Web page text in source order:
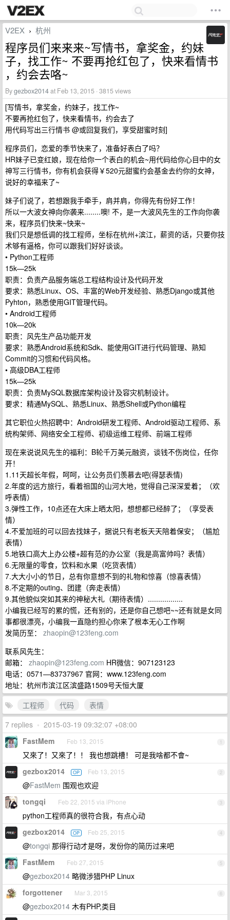
V2EX › 杭州
程序员们来来来~写情书，拿奖金，约妹
子，找工作~ 不要再抢红包了，快来看情书
，约会去咯~
Bygezbox2014at Feb 13, 2015 · 3815 views
[写情书，拿奖金，约妹子，找工作~
不要再抢红包了，快来看情书，约会去了
用代码写出三行情书 @或回复我们，享受甜蜜时刻]
程序员们，恋爱的季节快来了，准备好表白了吗？
HR妹子已变红娘，现在给你一个表白的机会~用代码给你心目中的女
神写三行情书，你有机会获得￥520元甜蜜约会基金去约你的女神，
说好的幸福来了~
妹子们说了，若想跟我手牵手，肩并肩，你得先有份好工作！
所以一大波女神向你袭来........噢! 不，是一大波风先生的工作向你袭
来，程序员们快来~快来~
我们只是想低调的找工程师，坐标在杭州+滨江，薪资的话，只要你技
术够有逼格，你可以跟我们好好谈谈。
• Python工程师
15k—25k
职责：负责产品服务端总工程结构设计及代码开发
要求：熟悉Linux、OS、丰富的Web开发经验、熟悉Django或其他
Pyhton，熟悉使用GIT管理代码。
• Android工程师
10k—20k
职责：风先生产品功能开发
要求：熟悉Android系统和Sdk、能使用GIT进行代码管理、熟知
Commit的习惯和代码风格。
• 高级DBA工程师
15k—25k
职责：负责MySQL数据库架构设计及容灾机制设计。
要求：精通MySQL、熟悉Linux、熟悉Shell或Python编程
其它职位火热招聘中：Android研发工程师、Android驱动工程师、系
统构架师、网络安全工程师、初级运维工程师、前端工程师
现在来说说风先生的福利：B轮千万美元融资，谈钱不伤岗位，任你
开！
1.11天超长年假，呵呵，让公务员们羡慕去吧(得瑟表情)
2.年度的远方旅行，看着祖国的山河大地，觉得自己深深爱着；（欢
呼表情）
3.弹性工作，10点还在大床上晒太阳，想想都已经醉了；（享受表
情）
4.不爱加班的可以回去找妹子，据说只有老板天天陪着保安；（尴尬
表情）
5.地铁口高大上办公楼+超有范的办公室（我是高富帅吗？表情）
6.无限量的零食，饮料和水果（吃货表情）
7.大大小小的节日，总有你意想不到的礼物和惊喜（惊喜表情）
8.不定期的outing、团建（奔走表情）
9.其他貌似突如其来的神秘大礼（期待表情）.................
小编我已经写的累的慌，还有别的，还是你自己想吧~~还有就是女同
事都很漂亮，小编我一直隐约担心你来了根本无心工作啊
发简历至： zhaopin@123feng.com
联系风先生：
邮箱： zhaopin@123feng.com HR微信：907123123
电话：0571—83737967 官网：www.123feng.com
地址：杭州市滨江区滨盛路1509号天恒大厦
工程师
代码
表情
7 replies • 2015-03-19 09:32:07 +08:00
1
FastMem Feb 13, 2015
又來了！又來了！！ 我也想跳槽！ 可是我啥都不會~
2
gezbox2014 OP Feb 13, 2015
@FastMem 围观也欢迎
3
tongqi Feb 22, 2015 via iPhone
python工程师真的很符合我，有点心动
4
gezbox2014 OP Feb 25, 2015
@tongqi 那得行动才是呀，发份你的简历过来吧
5
FastMem Feb 27, 2015
@gezbox2014 略微涉猎PHP Linux
6
forgottener Mar 3, 2015
@gezbox2014 木有PHP,类目